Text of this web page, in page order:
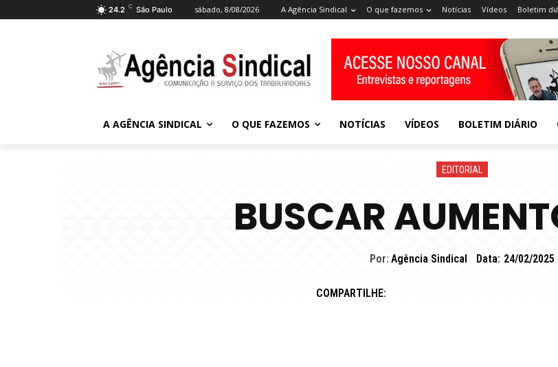
24.2 C São Paulo sábado, 8/08/2026 A Agência Sindical O que fazemos Notícias Vídeos Boletim
A AGÊNCIA SINDICAL O QUE FAZEMOS NOTÍCIAS VÍDEOS BOLETIM DIÁRIO
EDITORIAL
BUSCAR
Por: Agência Sindical Data: 24/02/2025
COMPARTILHE: